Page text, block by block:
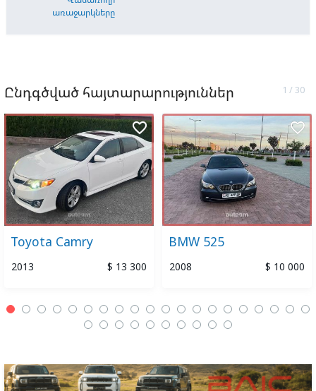
առաջարկները
Ընդգծված հայտարարություններ
Toyota Camry
2013 $ 13 300
favorite_border
BMW 525
2008 $ 10 000
favorite_border